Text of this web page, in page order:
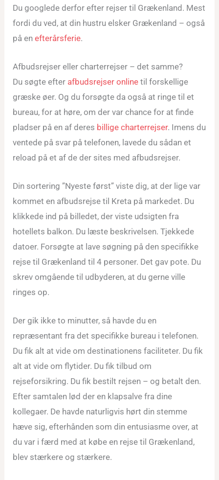
Du googlede derfor efter rejser til Grækenland. Mest
fordi du ved, at din hustru elsker Grækenland – også
på enefterårsferie.
Afbudsrejser eller charterrejser – det samme?
Du søgte efter afbudsrejser online til forskellige
græske øer. Og du forsøgte da også at ringe til et
bureau, for at høre, om der var chance for at finde
pladser på en af deres billige charterrejser. Imens du
ventede på svar på telefonen, lavede du sådan et
reload på et af de der sites med afbudsrejser.
Din sortering ”Nyeste først” viste dig, at der lige var
kommet en afbudsrejse til Kreta på markedet. Du
klikkede ind på billedet, der viste udsigten fra
hotellets balkon. Du læste beskrivelsen. Tjekkede
datoer. Forsøgte at lave søgning på den specifikke
rejse til Grækenland til 4 personer. Det gav pote. Du
skrev omgående til udbyderen, at du gerne ville
ringes op.
Der gik ikke to minutter, så havde du en
repræsentant fra det specifikke bureau i telefonen.
Du fik alt at vide om destinationens faciliteter. Du fik
alt at vide om flytider. Du fik tilbud om
rejseforsikring. Du fik bestilt rejsen – og betalt den.
Efter samtalen lød der en klapsalve fra dine
kollegaer. De havde naturligvis hørt din stemme
hæve sig, efterhånden som din entusiasme over, at
du var i færd med at købe en rejse til Grækenland,
blev stærkere og stærkere.